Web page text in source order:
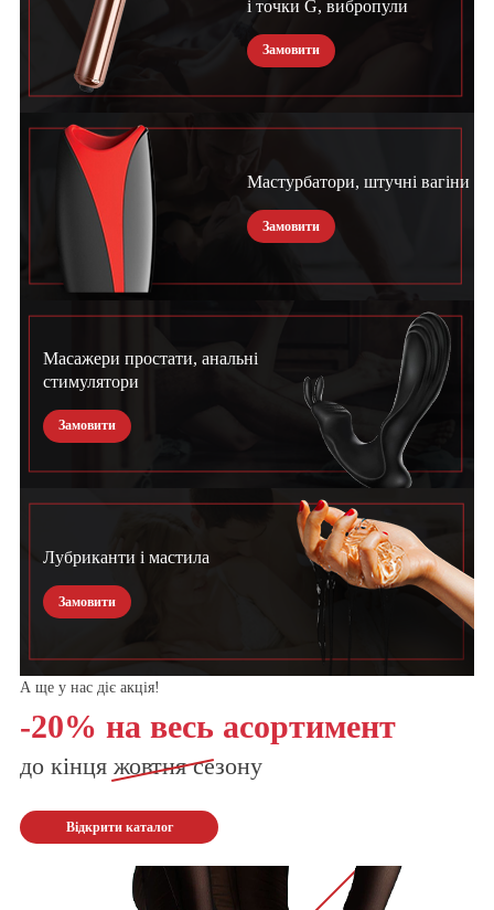
і точки G, вибропули
Замовити
Мастурбатори, штучні вагіни
Замовити
Масажери простати, анальні
стимулятори
Замовити
Лубриканти і мастила
Замовити
А ще у нас діє акція!
-20% на весь асортимент
до кінця жовтнясезону
Відкрити каталог